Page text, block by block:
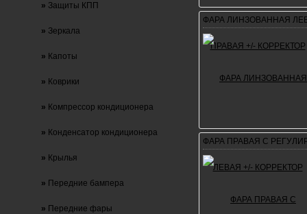
ФАРА ЛИНЗОВАННАЯ
ФАРА ПРАВАЯ С
» Защиты КПП
» Зеркала
» Капоты
» Коврики
» Компрессор кондиционера
» Конденсатор кондиционера
» Крылья
» Передние бампера
» Передние фары